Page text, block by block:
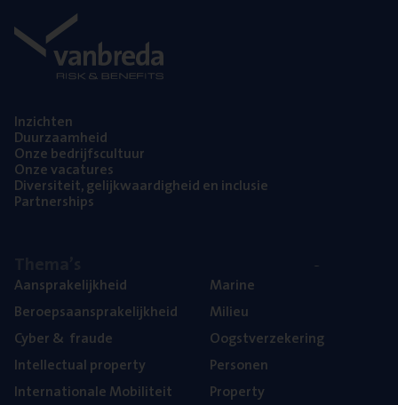
Inzich­ten
Duur­zaam­heid
Onze bedrijfs­cul­tuur
Onze vaca­tu­res
Diver­si­teit, gelijk­waar­dig­heid en inclusie
Part­ner­ships
Aan­spra­ke­lijk­heid
Beroeps­aan­spra­ke­lijk­heid
Cyber& fraude
Intel­lec­tu­al property
Inter­na­ti­o­na­le Mobiliteit
Mari­ne
Mili­eu
Oogst­ver­ze­ke­ring
Per­so­nen
Pro­per­ty